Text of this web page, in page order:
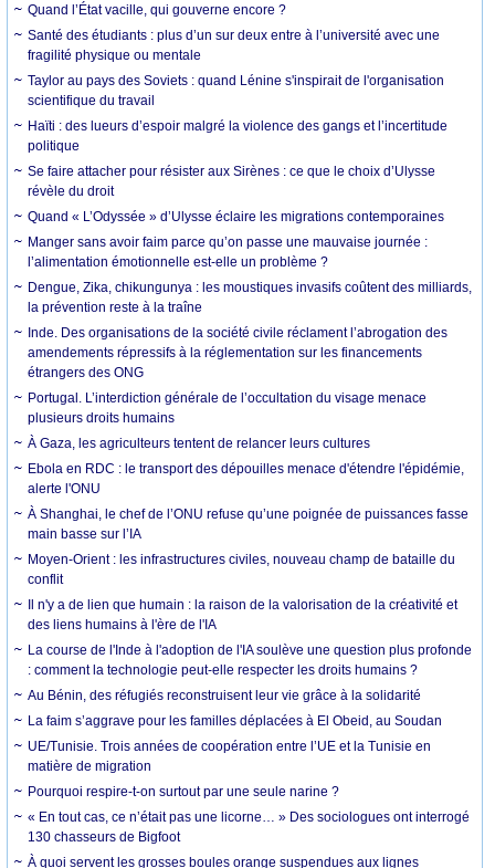
Quand l’État vacille, qui gouverne encore ?
Santé des étudiants : plus d’un sur deux entre à l’université avec une
fragilité physique ou mentale
Taylor au pays des Soviets : quand Lénine s'inspirait de l'organisation
scientifique du travail
Haïti : des lueurs d’espoir malgré la violence des gangs et l’incertitude
politique
Se faire attacher pour résister aux Sirènes : ce que le choix d’Ulysse
révèle du droit
Quand « L’Odyssée » d’Ulysse éclaire les migrations contemporaines
Manger sans avoir faim parce qu’on passe une mauvaise journée :
l’alimentation émotionnelle est-elle un problème ?
Dengue, Zika, chikungunya : les moustiques invasifs coûtent des milliards,
la prévention reste à la traîne
Inde. Des organisations de la société civile réclament l’abrogation des
amendements répressifs à la réglementation sur les financements
étrangers des ONG
Portugal. L’interdiction générale de l’occultation du visage menace
plusieurs droits humains
À Gaza, les agriculteurs tentent de relancer leurs cultures
Ebola en RDC : le transport des dépouilles menace d'étendre l'épidémie,
alerte l'ONU
À Shanghai, le chef de l’ONU refuse qu’une poignée de puissances fasse
main basse sur l’IA
Moyen-Orient : les infrastructures civiles, nouveau champ de bataille du
conflit
Il n'y a de lien que humain : la raison de la valorisation de la créativité et
des liens humains à l'ère de l'IA
La course de l'Inde à l'adoption de l'IA soulève une question plus profonde
: comment la technologie peut-elle respecter les droits humains ?
Au Bénin, des réfugiés reconstruisent leur vie grâce à la solidarité
La faim s’aggrave pour les familles déplacées à El Obeid, au Soudan
UE/Tunisie. Trois années de coopération entre l’UE et la Tunisie en
matière de migration
Pourquoi respire-t-on surtout par une seule narine ?
« En tout cas, ce n’était pas une licorne… » Des sociologues ont interrogé
130 chasseurs de Bigfoot
À quoi servent les grosses boules orange suspendues aux lignes